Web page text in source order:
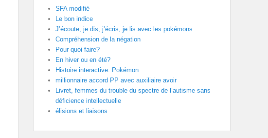
SFA modifié
Le bon indice
J’écoute, je dis, j’écris, je lis avec les pokémons
Compréhension de la négation
Pour quoi faire?
En hiver ou en été?
Histoire interactive: Pokémon
millionnaire accord PP avec auxiliaire avoir
Livret, femmes du trouble du spectre de l’autisme sans
déficience intellectuelle
élisions et liaisons